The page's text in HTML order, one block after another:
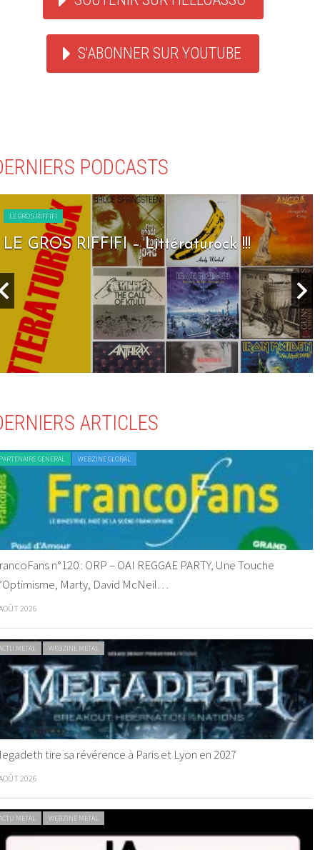
S'ABONNER SUR YOUTUBE
PODCASTS
LE GROS RIFFIFI
LE GROS RIFFIFI – Seven Days To Rock
ARTICLES
GENERAL WEBZINE GLOBAL
n°120 : ORP – OAI REGGAE PARTY, Une Touche
Marty, David McNeil…
2026
METAL WEBZINE METAL
tire sa révérence à Paris et Lyon en 2027
2026
METAL WEBZINE METAL